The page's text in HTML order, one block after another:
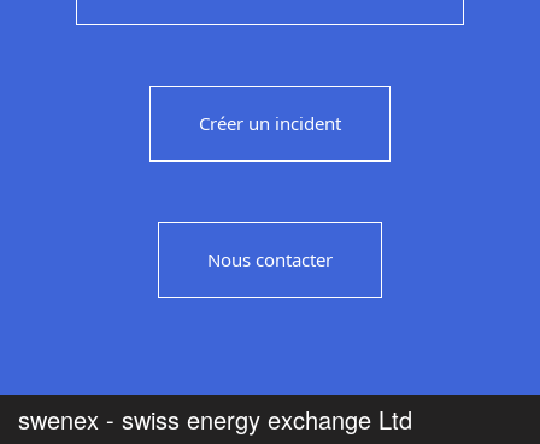
Créer un incident
Nous contacter
swenex - swiss energy exchange Ltd